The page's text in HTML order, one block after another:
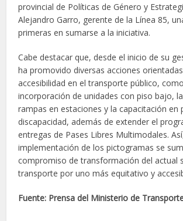
provincial de Políticas de Género y
Alejandro Garro, gerente de la Línea 85,
primeras en sumarse a la iniciativa.
Cabe destacar que, desde el inicio de su
ha promovido diversas acciones
accesibilidad en el transporte público,
incorporación de unidades con piso bajo,
rampas en estaciones y la capacitación en
discapacidad, además de extender el
entregas de Pases Libres Multimodales.
implementación de los pictogramas se
compromiso de transformación del actual
transporte por uno más equitativo y
Fuente: Prensa del Ministerio de